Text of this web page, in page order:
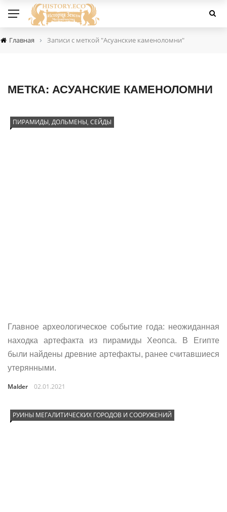
Главная › Записи с меткой "Асуанские каменоломни"
МЕТКА: АСУАНСКИЕ КАМЕНОЛОМНИ
ПИРАМИДЫ, ДОЛЬМЕНЫ, СЕЙДЫ
Главное археологическое событие года: неожиданная
находка артефакта из пирамиды Хеопса. В Египте
были найдены древние артефакты, ранее считавшиеся
утерянными.
Malder 02.01.2021
РУИНЫ МЕГАЛИТИЧЕСКИХ ГОРОДОВ И СООРУЖЕНИЙ